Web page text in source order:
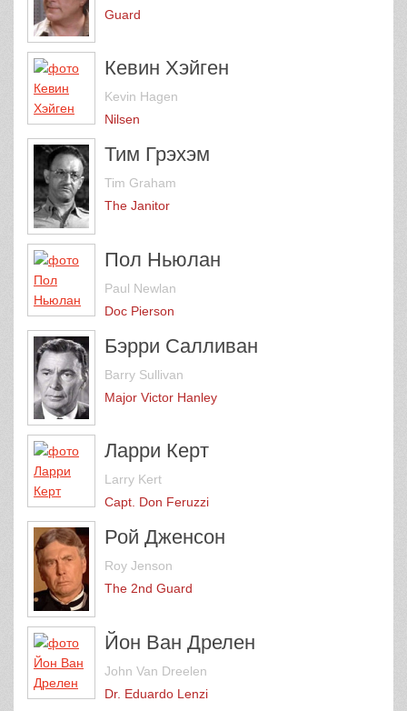
Guard
Кевин Хэйген
Kevin Hagen
Nilsen
Тим Грэхэм
Tim Graham
The Janitor
Пол Ньюлан
Paul Newlan
Doc Pierson
Бэрри Салливан
Barry Sullivan
Major Victor Hanley
Ларри Керт
Larry Kert
Capt. Don Feruzzi
Рой Дженсон
Roy Jenson
The 2nd Guard
Йон Ван Дрелен
John Van Dreelen
Dr. Eduardo Lenzi